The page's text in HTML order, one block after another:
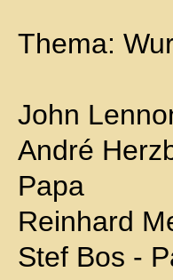
Thema:
John
André
Papa
Reinhard
Stef Bos -